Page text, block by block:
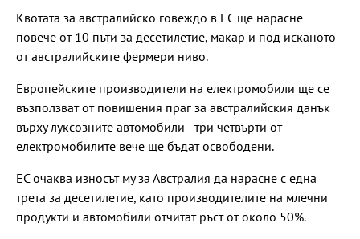
Квотата за австралийско говеждо в ЕС ще нарасне
повече от 10 пъти за десетилетие, макар и под исканото
от австралийските фермери ниво.
Европейските производители на електромобили ще се
възползват от повишения праг за австралийския данък
върху луксозните автомобили - три четвърти от
електромобилите вече ще бъдат освободени.
ЕС очаква износът му за Австралия да нарасне с една
трета за десетилетие, като производителите на млечни
продукти и автомобили отчитат ръст от около 50%.